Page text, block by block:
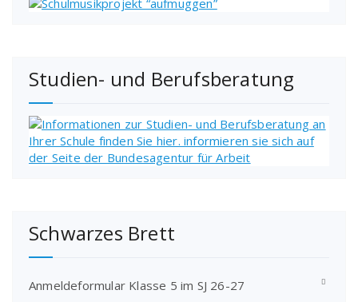
Studien- und Berufsberatung
Schwarzes Brett
Anmeldeformular Klasse 5 im SJ 26-27